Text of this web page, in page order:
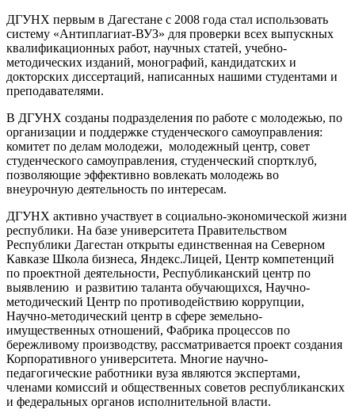
ДГУНХ первым в Дагестане с 2008 года стал использовать
систему «Антиплагиат-ВУЗ» для проверки всех выпускных
квалификационных работ, научных статей, учебно-
методических изданий, монографий, кандидатских и
докторских диссертаций, написанных нашими студентами и
преподавателями.
В ДГУНХ созданы подразделения по работе с молодежью, по
организации и поддержке студенческого самоуправления:
комитет по делам молодежи, молодежный центр, совет
студенческого самоуправления, студенческий спортклуб,
позволяющие эффективно вовлекать молодежь во
внеурочную деятельность по интересам.
ДГУНХ активно участвует в социально-экономической жизни
республики. На базе университета Правительством
Республики Дагестан открыты единственная на Северном
Кавказе Школа бизнеса, Яндекс.Лицей, Центр компетенций
по проектной деятельности, Республиканский центр по
выявлению и развитию таланта обучающихся, Научно-
методический Центр по противодействию коррупции,
Научно-методический центр в сфере земельно-
имущественных отношений, Фабрика процессов по
бережливому производству, рассматривается проект создания
Корпоративного университета. Многие научно-
педагогические работники вуза являются экспертами,
членами комиссий и общественных советов республиканских
и федеральных органов исполнительной власти.